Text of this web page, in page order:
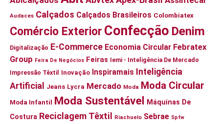
Audaces Calçados Calçados Brasileiros Colombiatex
Comércio Exterior Confecção Denim
Digitalização E-Commerce Economia Circular Febratex
Group Feira De Negócios Feiras Iemi - Inteligência De Mercado
Impressão Têxtil Inovação Inspiramais Inteligência
Artificial
Jeans Lycra Mercado Moda Moda Circular
Moda Infantil Moda Sustentável
Máquinas De
Costura Reciclagem Têxtil Riachuelo Sebrae Spfw